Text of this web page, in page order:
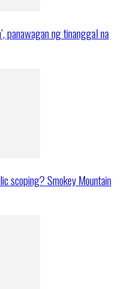
panawagan ng tinanggal na
scoping? Smokey Mountain